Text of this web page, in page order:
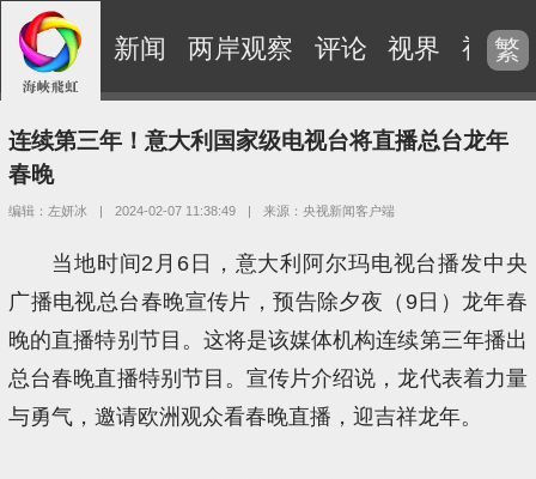
新闻 两岸观察 评论 视界 视频
繁
连续第三年！意大利国家级电视台将直播总台龙年
春晚
编辑：左妍冰 | 2024-02-07 11:38:49 | 来源：央视新闻客户端
当地时间2月6日，意大利阿尔玛电视台播发中央
广播电视总台春晚宣传片，预告除夕夜（9日）龙年春
晚的直播特别节目。这将是该媒体机构连续第三年播出
总台春晚直播特别节目。宣传片介绍说，龙代表着力量
与勇气，邀请欧洲观众看春晚直播，迎吉祥龙年。